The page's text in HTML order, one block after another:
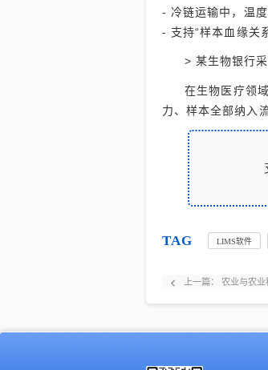
- 冷链运输中，温
- 支持“样本血缘关
> 某生物银行采
在生物医疗领域
力、样本全部纳入
TAG LIMS软件
上一篇： 农业与农